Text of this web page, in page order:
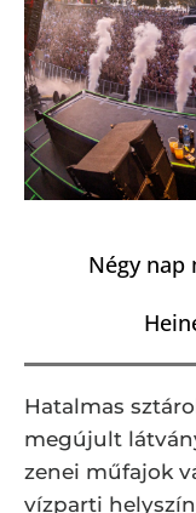
Négy nap
Hatalmas
megújult
zenei műfajok
vízparti